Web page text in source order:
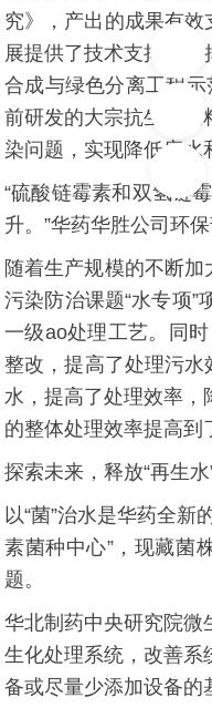
究》，产出的成果有效
展提供了技术支撑，
合成与绿色分离工程示
前研发的大宗抗生素原
染问题，实现降低废水
“硫酸链霉素和双氢链
升。”华药华胜公司环
随着生产规模的不断
污染防治课题“水专项
一级ao处理工艺。同
整改，提高了处理污
水，提高了处理效率，
的整体处理效率提高
探索未来，释放“再生水
以“菌”治水是华药全
素菌种中心”，现藏菌
题。
华北制药中央研究院微
生化处理系统，改善系
备或尽量少添加设备的